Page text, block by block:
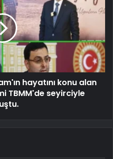
hayatını konu alan
TBMM'de seyirciyle